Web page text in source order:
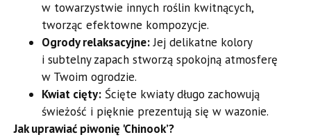
w towarzystwie innych roślin kwitnących,
tworząc efektowne kompozycje.
Ogrody relaksacyjne:Jej delikatne kolory
i subtelny zapach stworzą spokojną atmosferę
w Twoim ogrodzie.
Kwiat cięty: Ścięte kwiaty długo zachowują
świeżość i pięknie prezentują się w wazonie.
Jak uprawiać piwonię 'Chinook’?